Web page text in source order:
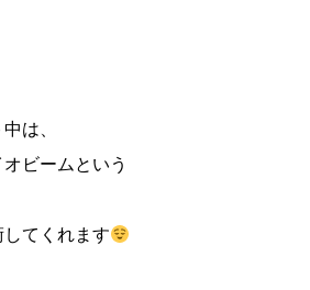
は、
ビームという
てくれます